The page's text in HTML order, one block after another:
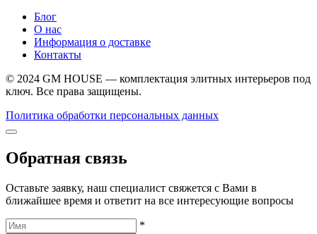
Блог
О нас
Информация о доставке
Контакты
© 2024 GM HOUSE — комплектация элитных интерьеров под
ключ. Все права защищены.
Политика обработки персональных данных
Обратная связь
Оставьте заявку, наш специалист свяжется с Вами в
ближайшее время и ответит на все интересующие вопросы
*